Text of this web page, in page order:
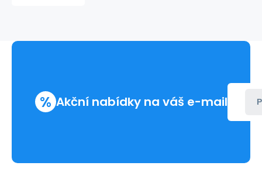
State
% Akční nabídky na váš e-mail